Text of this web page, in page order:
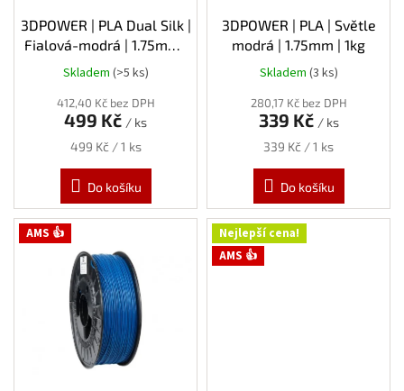
3DPOWER | PLA Dual Silk |
Fialová-modrá | 1.75mm |
1kg
Skladem (>5 ks)
412,40 Kč bez DPH
499 Kč / ks
Měrná
499 Kč / 1 ks
Do košíku
3DPOWER | PLA | Světle
modrá | 1.75mm | 1kg
Skladem (3 ks)
280,17 Kč bez DPH
339 Kč / ks
Měrná
339 Kč / 1 ks
Do košíku
AMS 👍
Nejlepší cena!
AMS 👍